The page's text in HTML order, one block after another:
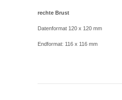
rechte Brust
Datenformat 120 x 120 mm
Endformat: 116 x 116 mm